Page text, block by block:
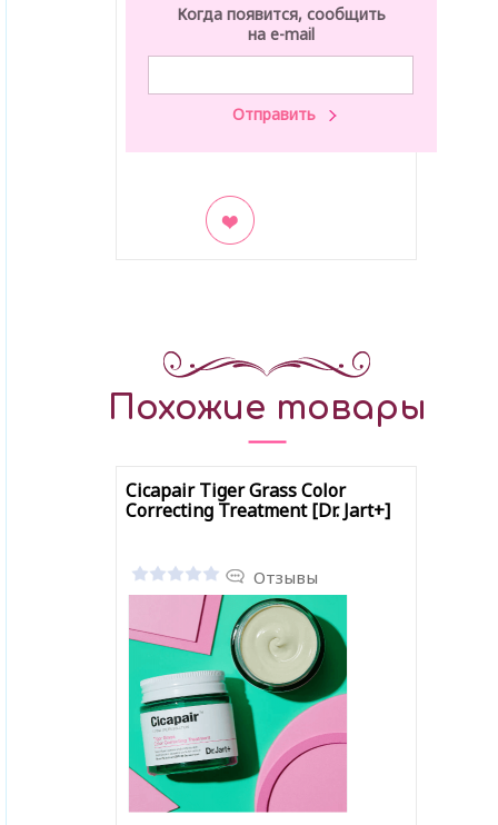
Когда появится, сообщить
на e-mail
Похожие товары
Cicapair Tiger Grass Color
Correcting Treatment [Dr. Jart+]
Отзывы